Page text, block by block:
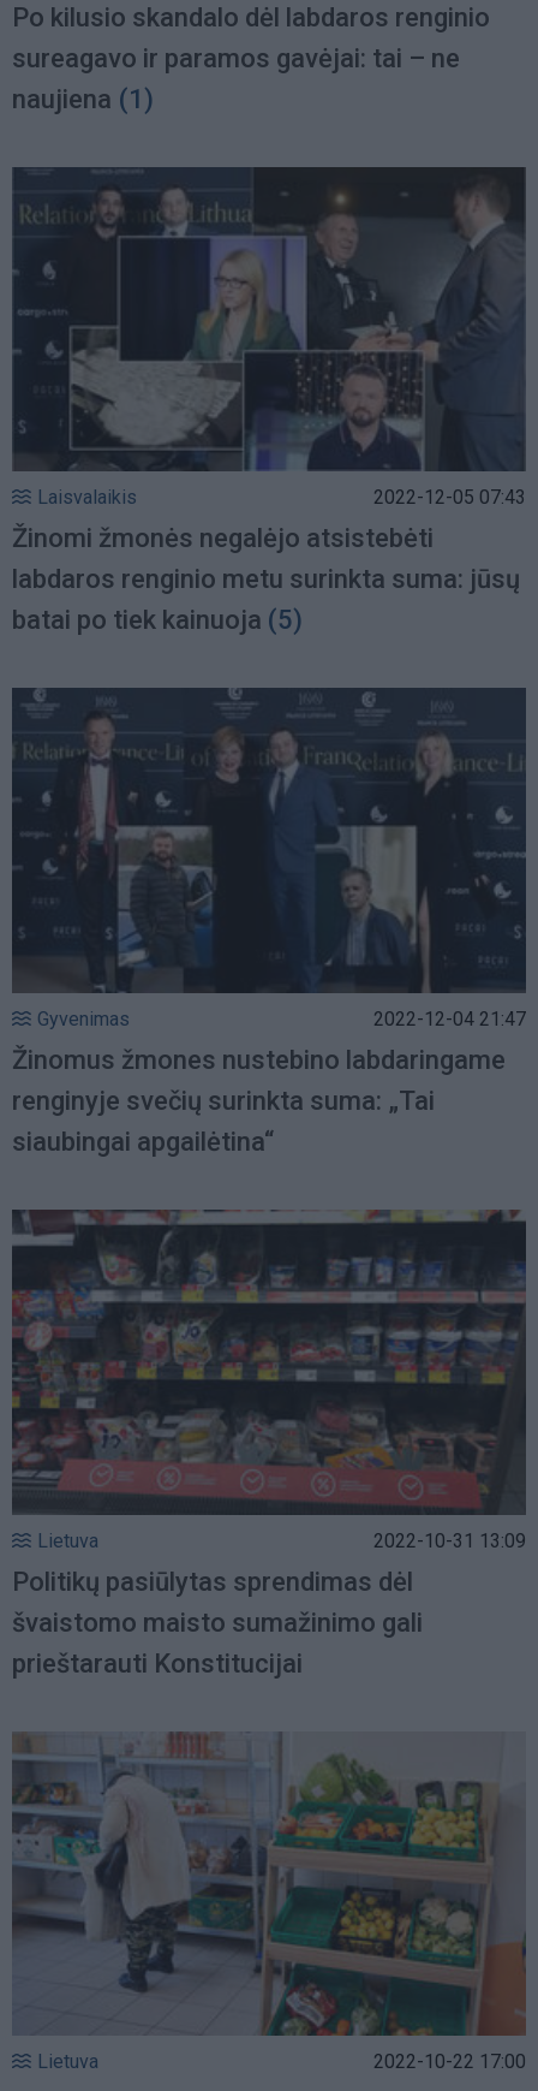
Po kilusio skandalo dėl labdaros renginio
sureagavo ir paramos gavėjai: tai – ne
naujiena (1)
Laisvalaikis 2022-12-05 07:43
Žinomi žmonės negalėjo atsistebėti
labdaros renginio metu surinkta suma: jūsų
batai po tiek kainuoja (5)
Gyvenimas 2022-12-04 21:47
Žinomus žmones nustebino labdaringame
renginyje svečių surinkta suma: „Tai
siaubingai apgailėtina“
Lietuva 2022-10-31 13:09
Politikų pasiūlytas sprendimas dėl
švaistomo maisto sumažinimo gali
prieštarauti Konstitucijai
Lietuva 2022-10-22 17:00